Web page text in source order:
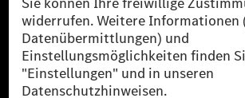
* Inkl. EKOenergy Ökolabel
* Die angegebenen Werte wurden nach dem
Messverfahren WLTP (Worldwide harmonised Light
Procedure) ermittelt. Die angegebenen
den europäischen Markt. Der Energieverbrauch und
eines Pkw sind nicht nur von der effizienten